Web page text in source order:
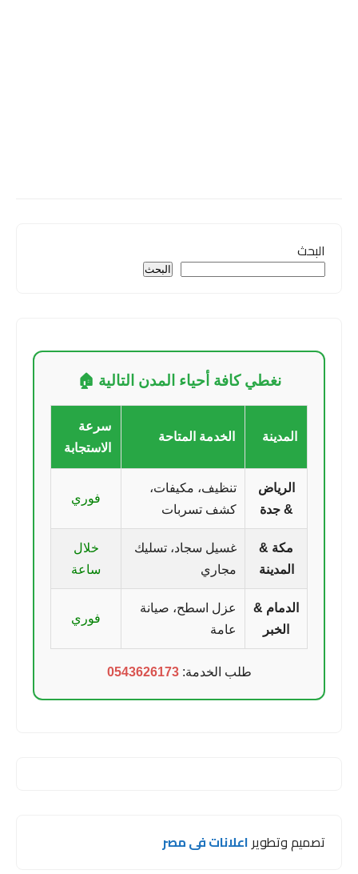
البحث
البحث
نغطي كافة أحياء المدن التالية 🏠
المدينة الخدمة المتاحة
سرعة
الاستجابة
الرياض
& جدة
تنظيف، مكيفات،
كشف تسربات
فوري
مكة &
المدينة
غسيل سجاد، تسليك
مجاري
خلال
ساعة
الدمام &
الخبر
عزل اسطح، صيانة
عامة
فوري
طلب الخدمة:0543626173
تصميم وتطويراعلانات فى مصر